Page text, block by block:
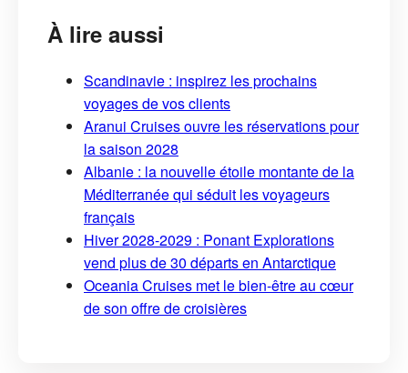
À lire aussi
Scandinavie : inspirez les prochains
voyages de vos clients
Aranui Cruises ouvre les réservations pour
la saison 2028
Albanie : la nouvelle étoile montante de la
Méditerranée qui séduit les voyageurs
français
Hiver 2028-2029 : Ponant Explorations
vend plus de 30 départs en Antarctique
Oceania Cruises met le bien-être au cœur
de son offre de croisières